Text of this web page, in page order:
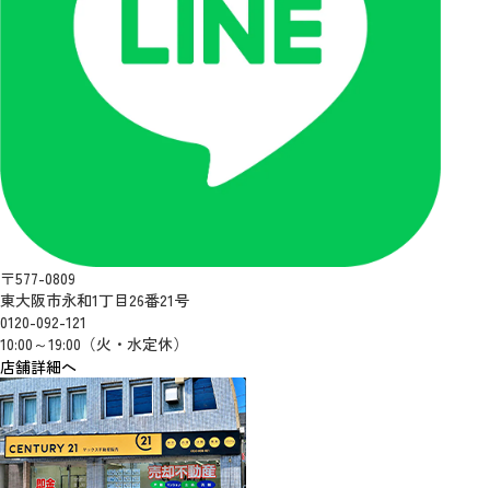
〒577-0809
東大阪市永和1丁目26番21号
0120-092-121
10:00～19:00（火・水定休）
店舗詳細へ